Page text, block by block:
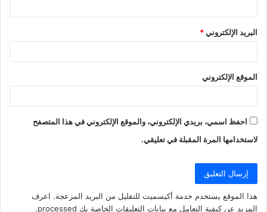
البريد الإلكتروني*
الموقع الإلكتروني
احفظ اسمي، بريدي الإلكتروني، والموقع الإلكتروني في هذا المتصفح
لاستخدامها المرة المقبلة في تعليقي.
هذا الموقع يستخدم خدمة أكيسميت للتقليل من البريد المزعجة. اعرف
المزيد عن كيفية التعامل مع بيانات التعليقات الخاصة بك processed
.